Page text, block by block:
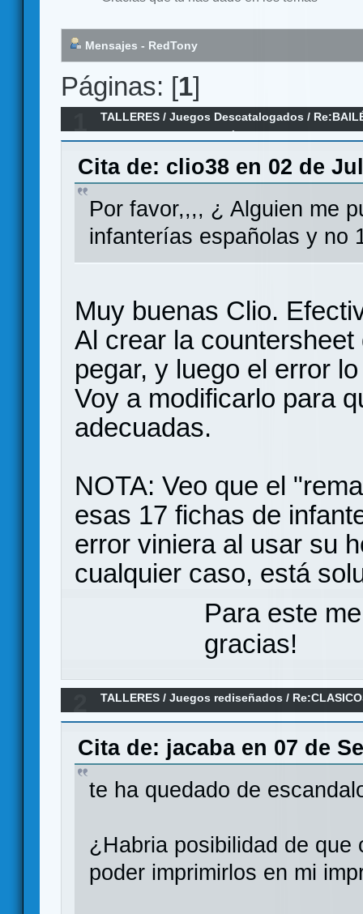
Mensajes - RedTony
Páginas: [1]
TALLERES /Juegos Descatalogados /
PUBLICADO POR EL PAÍS SEMANAL EN LOS 80
Cita de: clio38 en 02 de
Por favor,,,, ¿ Alguien me
infanterías españolas y no
Muy buenas Clio.
Al crear la
pegar, y luego el error
Voy a modificarlo para
adecuadas.
NOTA: Veo que el
esas 17 fichas de
error viniera al usar su
cualquier caso, está
Para este
gracias!
TALLERES /Juegos rediseñados /
Cita de: jacaba en 07 de
te ha quedado de
¿Habria posibilidad de que
poder imprimirlos en mi